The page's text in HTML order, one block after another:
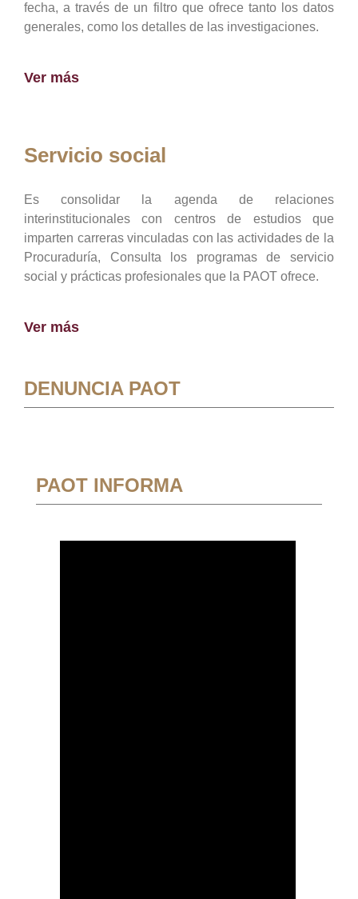
fecha, a través de un filtro que ofrece tanto los datos
generales, como los detalles de las investigaciones.
Ver más
Servicio social
Es consolidar la agenda de relaciones
interinstitucionales con centros de estudios que
imparten carreras vinculadas con las actividades de la
Procuraduría, Consulta los programas de servicio
social y prácticas profesionales que la PAOT ofrece.
Ver más
DENUNCIA PAOT
PAOT INFORMA